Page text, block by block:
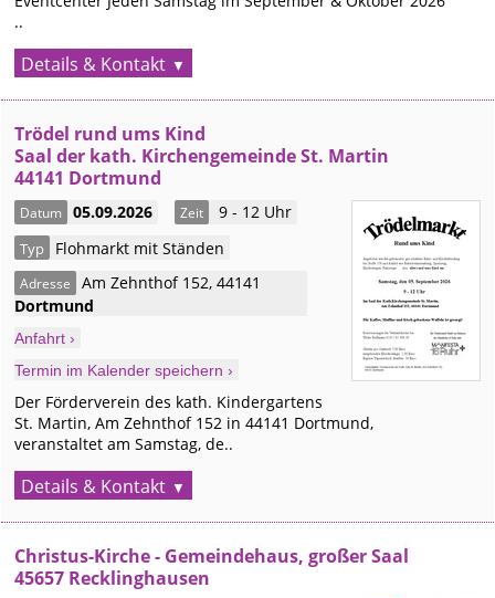
..
Details & Kontakt
Trödel rund ums Kind
Saal der kath. Kirchengemeinde St. Martin
44141 Dortmund
Datum 05.09.2026 Zeit 9 - 12 Uhr
Typ Flohmarkt mit Ständen
Adresse Am Zehnthof 152,44141
Dortmund
Anfahrt ›
Termin im Kalender speichern ›
Der Förderverein des kath. Kindergartens
St. Martin, Am Zehnthof 152 in 44141 Dortmund,
veranstaltet am Samstag, de..
Details & Kontakt
Christus-Kirche - Gemeindehaus, großer Saal
45657 Recklinghausen